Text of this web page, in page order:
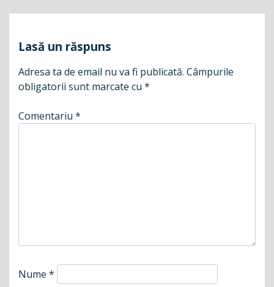
Lasă un răspuns
Adresa ta de email nu va fi publicată. Câmpurile
obligatorii sunt marcate cu *
Comentariu *
Nume *